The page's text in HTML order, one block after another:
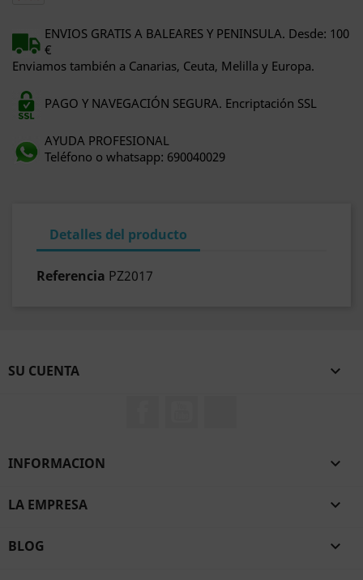
ENVIOS GRATIS A BALEARES Y PENINSULA. Desde: 100
€
Enviamos también a Canarias, Ceuta, Melilla y Europa.
PAGO Y NAVEGACIÓN SEGURA. Encriptación SSL
AYUDA PROFESIONAL
Teléfono o whatsapp: 690040029
Detalles del producto
Referencia PZ2017
SU CUENTA 
INFORMACION 
LA EMPRESA 
BLOG 